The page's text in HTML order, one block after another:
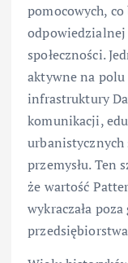
pomocowych,
społeczności.
aktywne na
infrastruktury
komunikacji,
przemysłu. Ten
że wartość
wykraczała